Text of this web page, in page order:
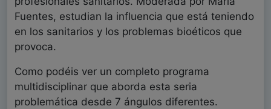
Fuentes, estudian la influencia que está teniendo
en los sanitarios y los problemas bioéticos que
provoca.
Como podéis ver un completo programa
multidisciplinar que aborda esta seria
problemática desde 7 ángulos diferentes.